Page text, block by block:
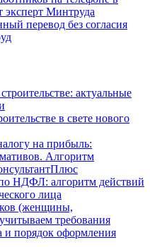
эксперт Минтруда
перевод без согласия
актуальные
в свете нового
на прибыль:
Алгоритм
НДФЛ: алгоритм действий
лица
(женщины,
требования
и порядок оформления